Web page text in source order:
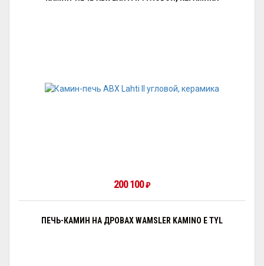
200 100₽
ПЕЧЬ-КАМИН НА ДРОВАХ WAMSLER KAMINO E TYL